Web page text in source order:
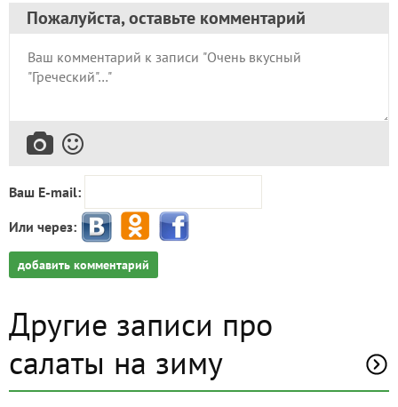
Пожалуйста, оставьте комментарий
Ваш E-mail:
Или через:
добавить комментарий
Другие записи про
салаты на зиму